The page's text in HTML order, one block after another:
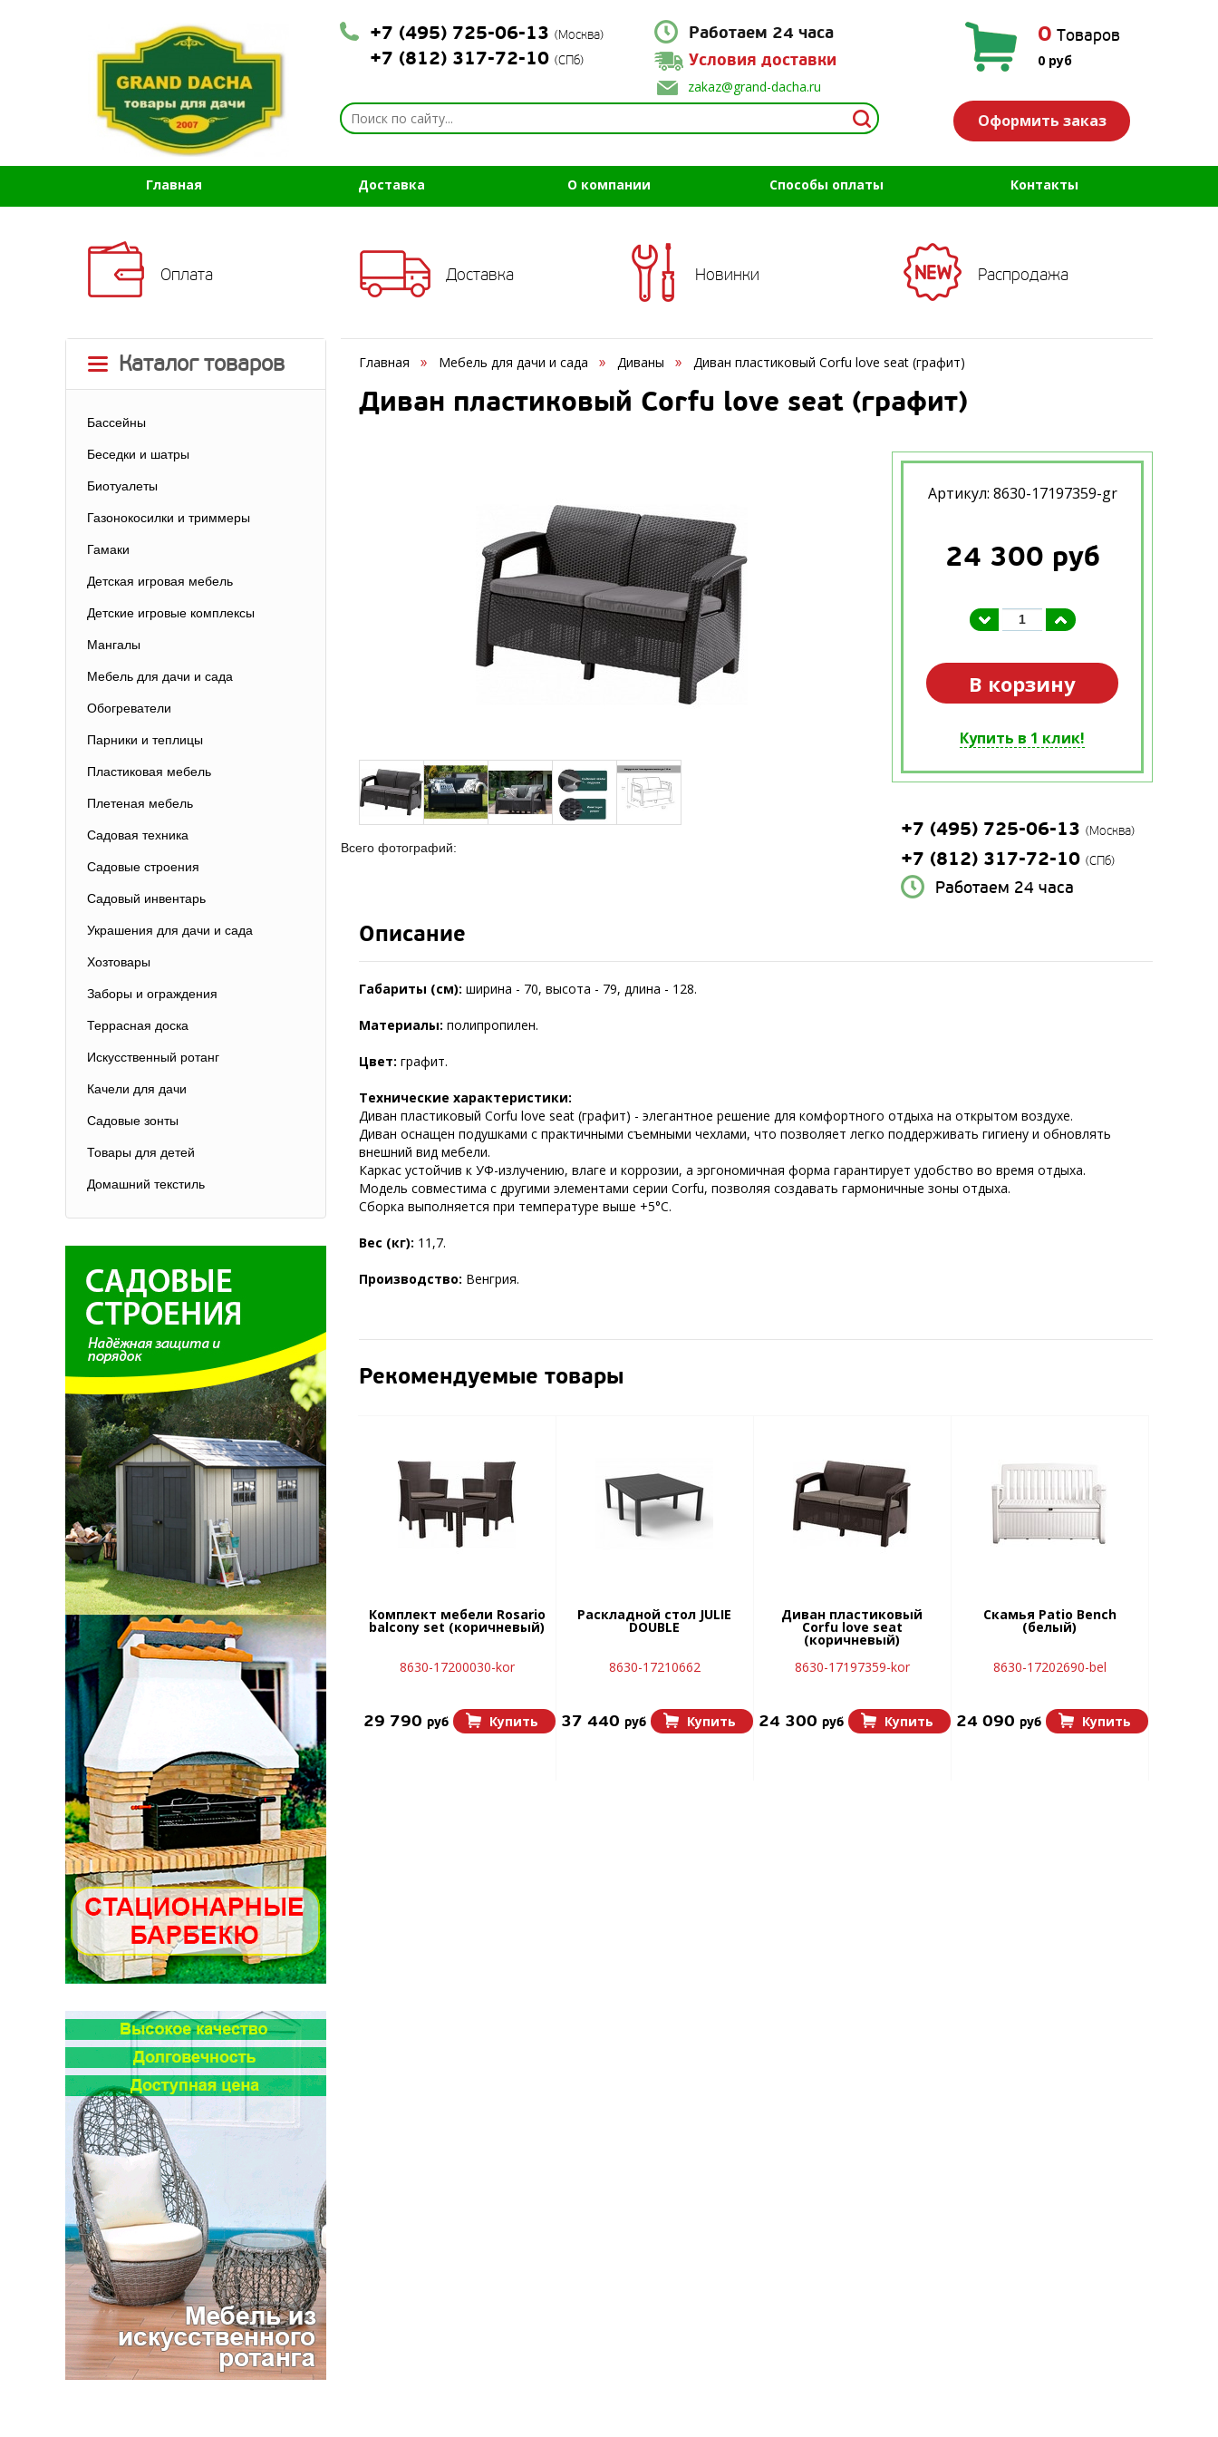
+7 (495) 725-06-13 (Москва)
+7 (812) 317-72-10 (СПб)
Работаем 24 часа
Условия доставки
zakaz@grand-dacha.ru
0 Товаров
0 руб
Оформить заказ
Главная Доставка О компании Способы оплаты Контакты
Оплата Доставка Новинки Распродажа
Каталог товаров
Бассейны
Беседки и шатры
Биотуалеты
Газонокосилки и триммеры
Гамаки
Детская игровая мебель
Детские игровые комплексы
Мангалы
Мебель для дачи и сада
Обогреватели
Парники и теплицы
Пластиковая мебель
Плетеная мебель
Садовая техника
Садовые строения
Садовый инвентарь
Украшения для дачи и сада
Хозтовары
Заборы и ограждения
Террасная доска
Искусственный ротанг
Качели для дачи
Садовые зонты
Товары для детей
Домашний текстиль
Главная Мебель для дачи и сада Диваны Диван пластиковый Corfu love seat (графит)
Диван пластиковый Corfu love seat (графит)
Всего фотографий:
Артикул: 8630-17197359-gr
24 300 руб
В корзину
Купить в 1 клик!
+7 (495) 725-06-13 (Москва)
+7 (812) 317-72-10 (СПб)
Работаем 24 часа
Описание
Габариты (см): ширина - 70, высота - 79, длина - 128.
Материалы: полипропилен.
Цвет: графит.
Технические характеристики:
Диван пластиковый Corfu love seat (графит) - элегантное решение для комфортного отдыха на открытом воздухе.
Диван оснащен подушками с практичными съемными чехлами, что позволяет легко поддерживать гигиену и обновлять
внешний вид мебели.
Каркас устойчив к УФ-излучению, влаге и коррозии, а эргономичная форма гарантирует удобство во время отдыха.
Модель совместима с другими элементами серии Corfu, позволяя создавать гармоничные зоны отдыха.
Сборка выполняется при температуре выше +5°C.
Вес (кг): 11,7.
Производство: Венгрия.
Рекомендуемые товары
Комплект мебели Rosario
balcony set (коричневый)
8630-17200030-kor
29 790 руб Купить
Раскладной стол JULIE
DOUBLE
8630-17210662
37 440 руб Купить
Диван пластиковый
Corfu love seat
(коричневый)
8630-17197359-kor
24 300 руб Купить
Скамья Patio Bench
(белый)
8630-17202690-bel
24 090 руб Купить